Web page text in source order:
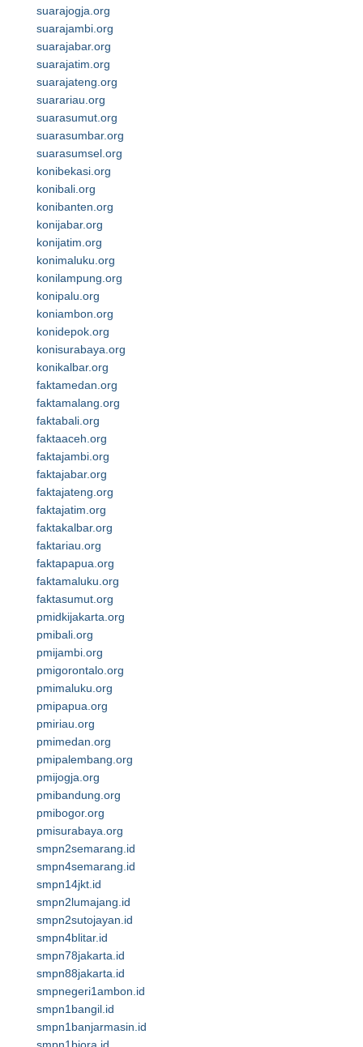
suarajogja.org
suarajambi.org
suarajabar.org
suarajatim.org
suarajateng.org
suarariau.org
suarasumut.org
suarasumbar.org
suarasumsel.org
konibekasi.org
konibali.org
konibanten.org
konijabar.org
konijatim.org
konimaluku.org
konilampung.org
konipalu.org
koniambon.org
konidepok.org
konisurabaya.org
konikalbar.org
faktamedan.org
faktamalang.org
faktabali.org
faktaaceh.org
faktajambi.org
faktajabar.org
faktajateng.org
faktajatim.org
faktakalbar.org
faktariau.org
faktapapua.org
faktamaluku.org
faktasumut.org
pmidkijakarta.org
pmibali.org
pmijambi.org
pmigorontalo.org
pmimaluku.org
pmipapua.org
pmiriau.org
pmimedan.org
pmipalembang.org
pmijogja.org
pmibandung.org
pmibogor.org
pmisurabaya.org
smpn2semarang.id
smpn4semarang.id
smpn14jkt.id
smpn2lumajang.id
smpn2sutojayan.id
smpn4blitar.id
smpn78jakarta.id
smpn88jakarta.id
smpnegeri1ambon.id
smpn1bangil.id
smpn1banjarmasin.id